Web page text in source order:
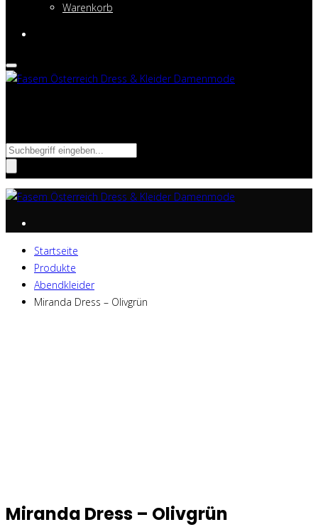
Warenkorb
Startseite
Produkte
Abendkleider
Miranda Dress – Olivgrün
Miranda Dress – Olivgrün